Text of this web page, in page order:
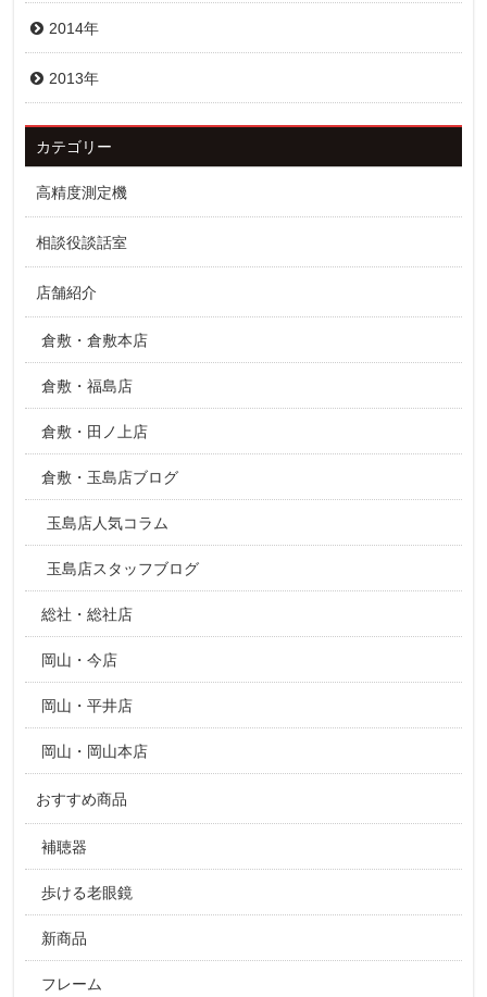
2014年
2013年
カテゴリー
高精度測定機
相談役談話室
店舗紹介
倉敷・倉敷本店
倉敷・福島店
倉敷・田ノ上店
倉敷・玉島店ブログ
玉島店人気コラム
玉島店スタッフブログ
総社・総社店
岡山・今店
岡山・平井店
岡山・岡山本店
おすすめ商品
補聴器
歩ける老眼鏡
新商品
フレーム